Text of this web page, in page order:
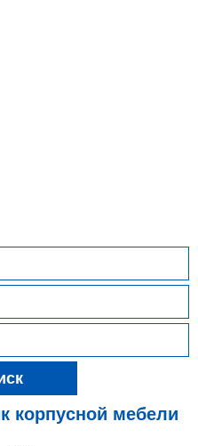
корпусной мебели